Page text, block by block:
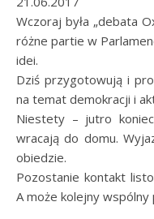
Wczoraj była „debata
różne partie w
idei.
Dziś przygotowują i
na temat demokracji i
Niestety – jutro
wracają do domu.
obiedzie.
Pozostanie kontakt
A może kolejny wspólny